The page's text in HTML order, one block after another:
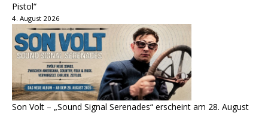
Pistol“
4. August 2026
Son Volt – „Sound Signal Serenades“ erscheint am 28. August